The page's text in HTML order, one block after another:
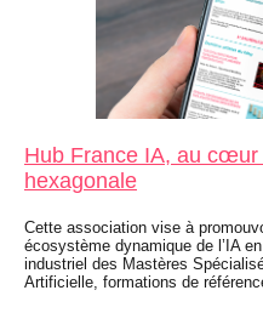
Hub France IA, au
hexagonale
Cette association vise à
écosystème dynamique de l’IA
industriel des Mastères
Artificielle, formations de